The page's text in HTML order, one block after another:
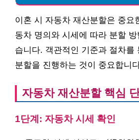
이혼 시 자동차 재산분할은 중요
동차 명의와 시세에 따라 분할
습니다. 객관적인 기준과 절차를
분할을 진행하는 것이 중요합니
자동차 재산분할 핵심
1단계: 자동차 시세 확인